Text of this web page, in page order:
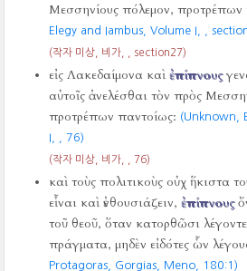
Μεσσηνίους πόλεμον, προτρέπων
Elegy and Iambus, Volume I,
,
(작자 미상, 비가, , section27)
εἰς Λακεδαίμονα καὶἐπίπνους
αὐτοῖς ἀνελέσθαι τὸν πρὸς
προτρέπων παντοίως: (Unknown,
I,
76)
(작자 미상, 비가, 76)
καὶ τοὺς πολιτικοὺς οὐχ ἥκιστα
εἶναι καὶ ἐνθουσιάζειν,ἐπίπνους
τοῦ θεοῦ, ὅταν κατορθῶσι
πράγματα, μηδὲν εἰδότες ὧν
Protagoras, Gorgias, Meno,
180:1)